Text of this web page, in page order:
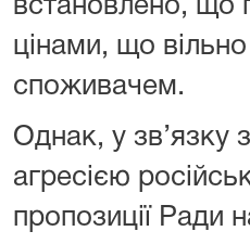
встановлено, що
цінами, що
споживачем.
Однак, у
агресією
пропозиції Ради